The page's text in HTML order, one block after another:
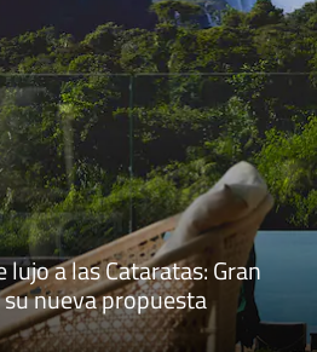
lujo a las Cataratas: Gran
nueva propuesta